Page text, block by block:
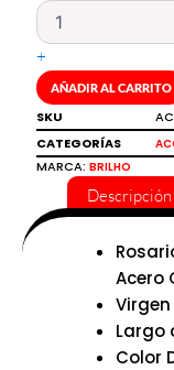
los
rayos
dorado/pletado
Brilho
cantidad
+
AÑADIR AL CARRITO
SKU
CATEGORÍAS
MARCA: BRILHO
Descripción
Acero
Largo
Color